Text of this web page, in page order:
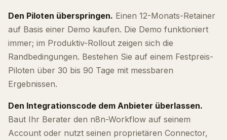
Den Piloten überspringen. Einen 12-Monats-Retainer
auf Basis einer Demo kaufen. Die Demo funktioniert
immer; im Produktiv-Rollout zeigen sich die
Randbedingungen. Bestehen Sie auf einem Festpreis-
Piloten über 30 bis 90 Tage mit messbaren
Ergebnissen.
Den Integrationscode dem Anbieter überlassen.
Baut Ihr Berater den n8n-Workflow auf seinem
Account oder nutzt seinen proprietären Connector,